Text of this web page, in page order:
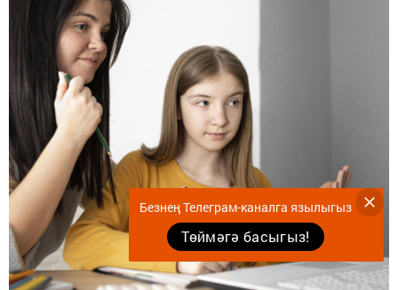
Безнең Телеграм-каналга язылыгыз
Төймәгә басыгыз!